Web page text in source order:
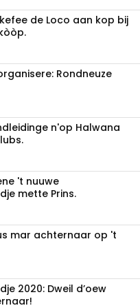
de Loco aan kop bij
Rondneuze
n'op Halwana
't nuuwe
mette Prins.
mar achternaar op 't
2020: Dweil d’oew